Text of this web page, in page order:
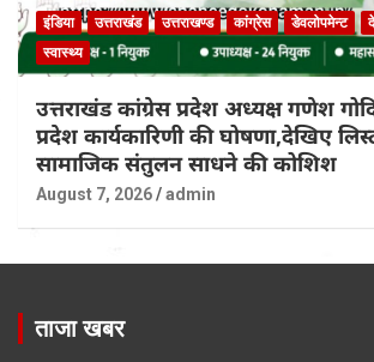
इंडिया उत्तराखंड उत्तराखण्ड कांग्रेस डेवलोपमेन्ट
स्वास्थ्य
उत्तराखंड कांग्रेस प्रदेश अध्यक्ष गणेश
प्रदेश कार्यकारिणी की घोषणा,देखिए
सामाजिक संतुलन साधने की कोशिश
August 7, 2026 admin
ताजा खबर